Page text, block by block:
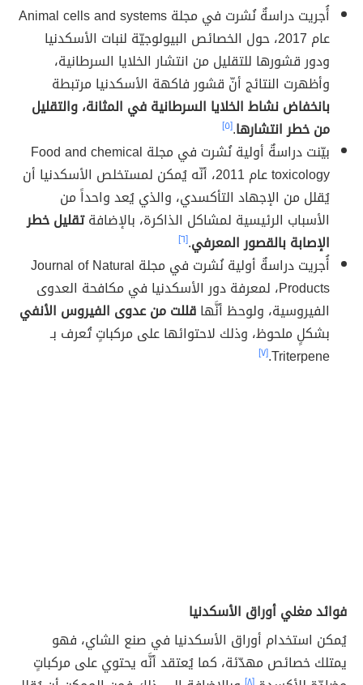
أُجريت دراسةٌ نُشرت في مجلة Animal cells and systems
عام 2017، حول الخصائص البيولوجيّة لنبات الأسكدنيا
ودور قشورها للتقليل من انتشار الخلايا السرطانية،
وأظهرت النتائج أنّ قشور فاكهة الأسكدنيا مرتبطة
بانخفاض نشاط الخلايا السرطانية في المثانة، والتقليل
من خطر انتشارها.[٥]
بيّنت دراسةٌ أولية نُشرت في مجلة Food and chemical
toxicology عام 2011، أنّه يُمكن لمستخلص الأسكدنيا أن
يُقلل من الإجهاد التأكسدي، والذي يُعد واحداً من
الأسباب الرئيسية لمشاكل الذاكرة، بالإضافةتقليل خطر
الإصابة بالقصور المعرفي.[٦]
أُجريت دراسةٌ أولية نُشرت في مجلة Journal of Natural
Products، لمعرفة دور الأسكدنيا في مكافحة العدوى
الفيروسية، ولوحظ أنَّهاقللت من عدوى الفيروس الأنفي
بشكلٍ ملحوظ، وذلك لاحتوائها على مركباتٍ تُعرف بـ
Triterpene.[٧]
فوائد مغلي أوراق الأسكدنيا
يُمكن استخدام أوراق الأسكدنيا في صنع الشاي، فهو
يمتلك خصائص مهدّئة، كما يُعتقد أنَّه يحتوي على مركباتٍ